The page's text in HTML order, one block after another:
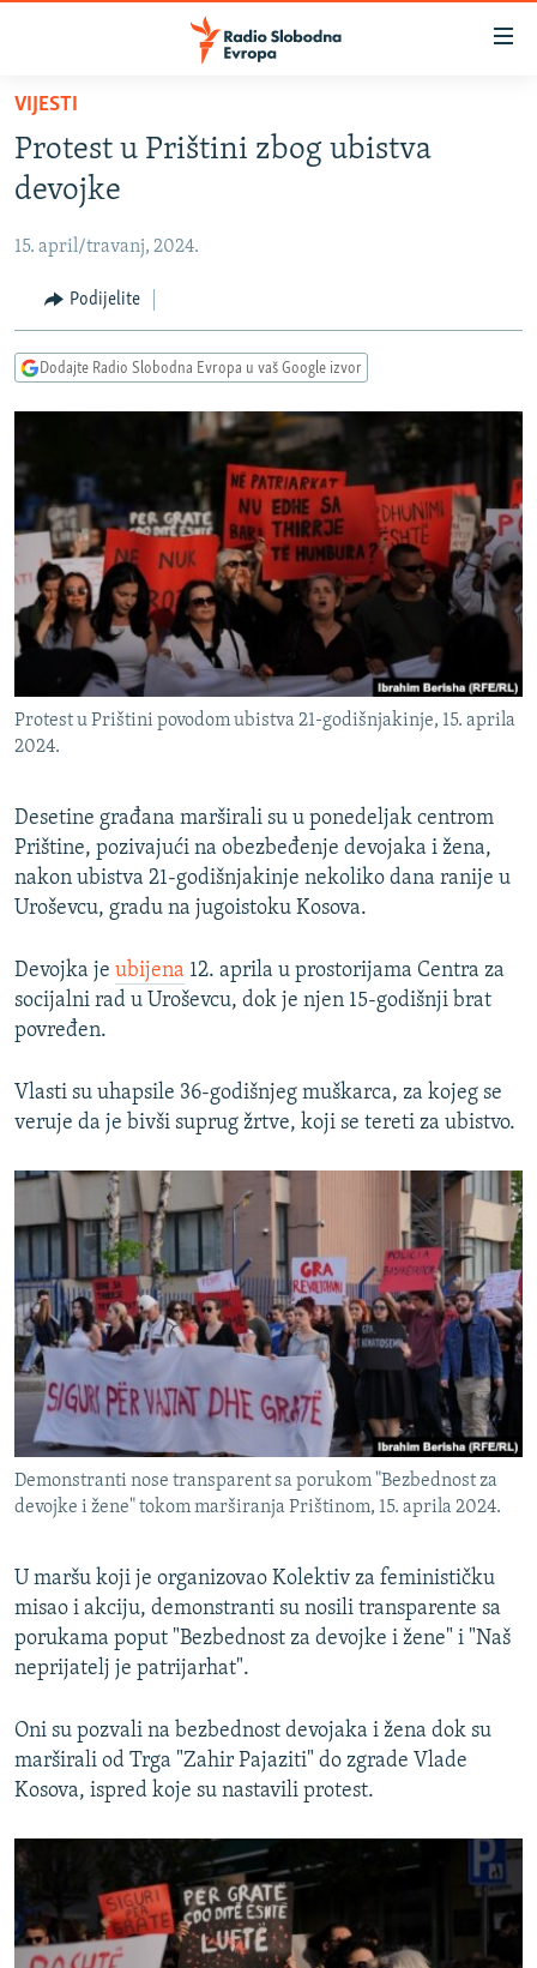
Pređite
glavni
sadržaj
na
navigaciju
Pređite
na
BOSNA I HERCEGOVINA
SRBIJA
KOSOVO
CRNA GORA
VIDEO
INFOGRAFIKE
PODCASTI
KINA NA BALKANU
RSE PRIČE IZ SVIJETA
ISPRIČAJ MI
DNEVNO@RSE
SPECIJALI RSE
VIŠE OD NASLOVA
GENOCID U SREBRENICI
TV LIBERTY
POST SCRIPTUM
MOJA EVROPA
SVE KARTE DEJTONA
NASTANAK I RASPAD JUGOSLAVIJE
PRATITE NAS
Sve RFE/RL stranice
VIJESTI
Protest u Prištini zbog ubistva
devojke
15. april/travanj, 2024.
Podijelite
Dodajte Radio Slobodna Evropa u vaš Google izvor
Protest u Prištini povodom ubistva 21-godišnjakinje, 15. aprila
2024.
Desetine građana marširali su u ponedeljak centrom
Prištine, pozivajući na obezbeđenje devojaka i žena,
nakon ubistva 21-godišnjakinje nekoliko dana ranije u
Uroševcu, gradu na jugoistoku Kosova.
Devojka je ubijena 12. aprila u prostorijama Centra za
socijalni rad u Uroševcu, dok je njen 15-godišnji brat
povređen.
Vlasti su uhapsile 36-godišnjeg muškarca, za kojeg se
veruje da je bivši suprug žrtve, koji se tereti za ubistvo.
Demonstranti nose transparent sa porukom "Bezbednost za
devojke i žene" tokom marširanja Prištinom, 15. aprila 2024.
U maršu koji je organizovao Kolektiv za feminističku
misao i akciju, demonstranti su nosili transparente sa
porukama poput "Bezbednost za devojke i žene" i "Naš
neprijatelj je patrijarhat".
Oni su pozvali na bezbednost devojaka i žena dok su
marširali od Trga "Zahir Pajaziti" do zgrade Vlade
Kosova, ispred koje su nastavili protest.